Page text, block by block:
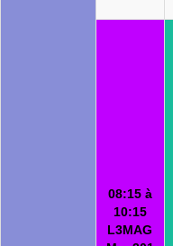
08:15 à
10:15
L3MAG